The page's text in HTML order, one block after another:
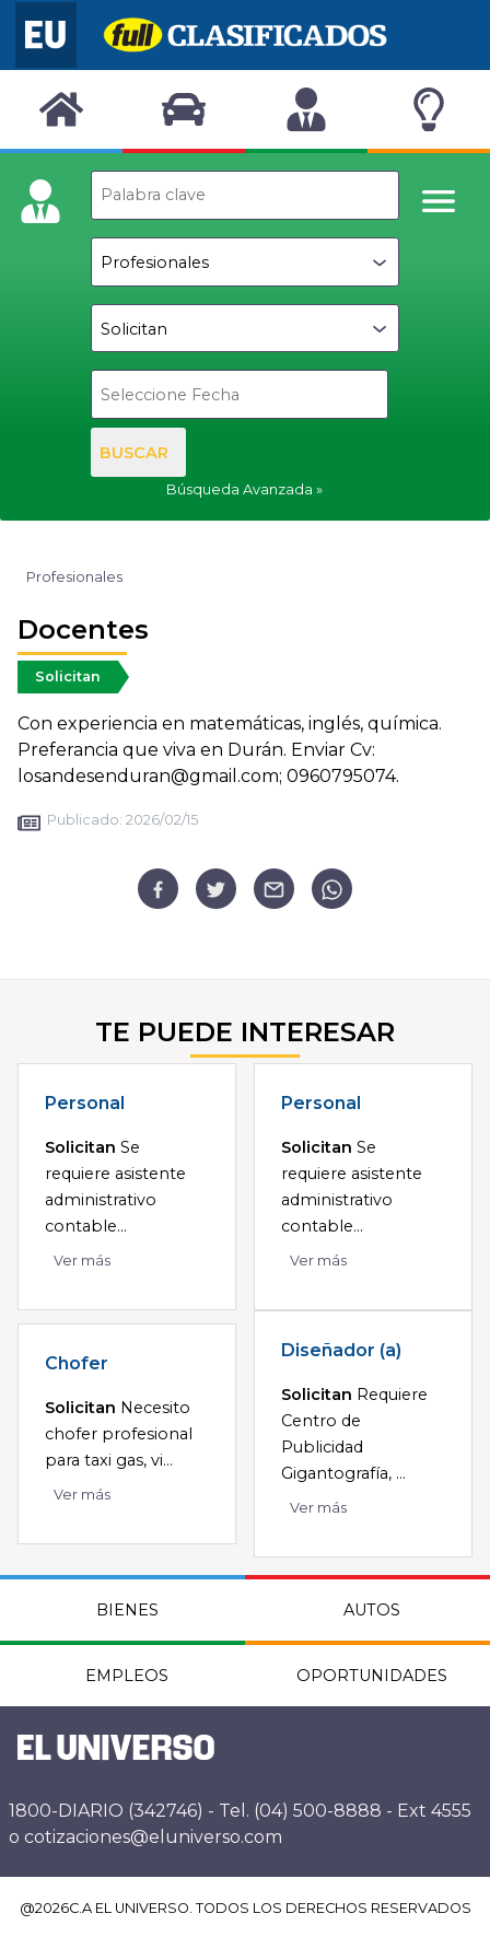
BUSCAR
Búsqueda Avanzada
Profesionales
Docentes
Solicitan
Con experiencia en matemáticas, inglés, química.
Preferancia que viva en Durán. Enviar Cv:
losandesenduran@gmail.com; 0960795074.
Publicado: 2026/02/15
TE PUEDE INTERESAR
Personal
Solicitan Se
requiere asistente
administrativo
contable...
Ver más
Personal
Solicitan Se
requiere asistente
administrativo
contable...
Ver más
Chofer
Solicitan Necesito
chofer profesional
para taxi gas, vi...
Ver más
Diseñador (a)
Solicitan Requiere
Centro de
Publicidad
Gigantografía, ...
Ver más
BIENES AUTOS
EMPLEOS OPORTUNIDADES
1800-DIARIO (342746) - Tel. (04) 500-8888 - Ext 4555
o cotizaciones@eluniverso.com
@2026C.A EL UNIVERSO. TODOS LOS DERECHOS RESERVADOS